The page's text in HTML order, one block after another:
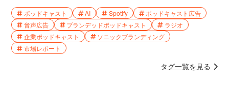
ポッドキャスト AI Spotify
ポッドキャスト広告
音声広告
ブランデッドポッドキャスト
ラジオ
企業ポッドキャスト
ソニックブランディング
市場レポート
タグ一覧を見る